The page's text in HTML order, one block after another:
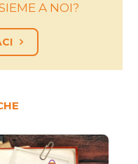
A NOI?